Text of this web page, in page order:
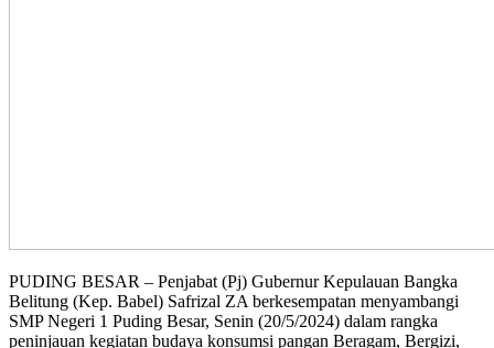
PUDING BESAR – Penjabat (Pj) Gubernur Kepulauan Bangka
Belitung (Kep. Babel) Safrizal ZA berkesempatan menyambangi
SMP Negeri 1 Puding Besar, Senin (20/5/2024) dalam rangka
peninjauan kegiatan budaya konsumsi pangan Beragam, Bergizi,